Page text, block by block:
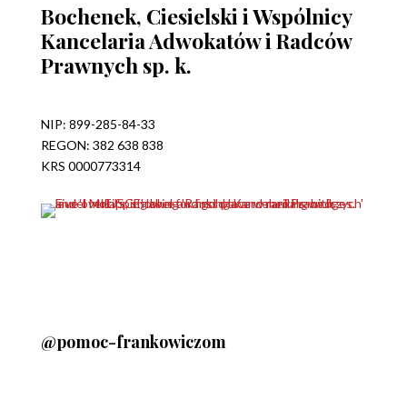
Bochenek, Ciesielski i Wspólnicy
Kancelaria Adwokatów i Radców
Prawnych sp. k.
NIP: 899-285-84-33
REGON: 382 638 838
KRS 0000773314
@pomoc-frankowiczom